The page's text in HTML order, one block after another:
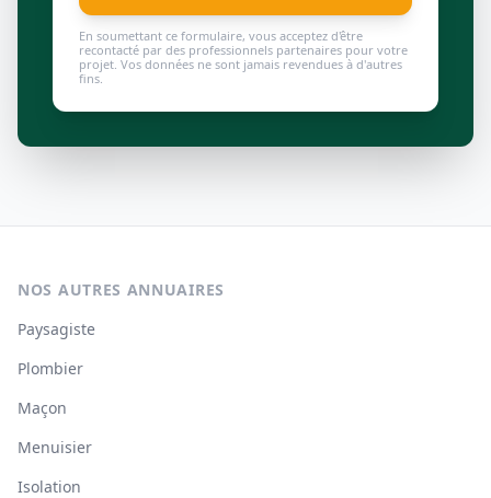
En soumettant ce formulaire, vous acceptez d'être
recontacté par des professionnels partenaires pour votre
projet. Vos données ne sont jamais revendues à d'autres
fins.
NOS AUTRES ANNUAIRES
Paysagiste
Plombier
Maçon
Menuisier
Isolation